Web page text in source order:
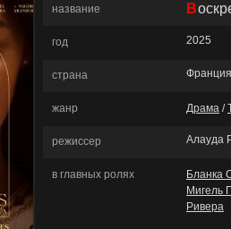
название
год 2025
страна
жанр Драма /
режиссер Алауда
в главных ролях
Бланка
Мигель
Ривера